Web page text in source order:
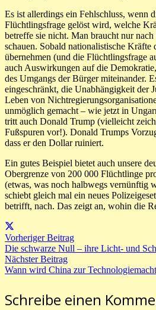
Es ist allerdings ein Fehlschluss, wenn
Flüchtlingsfrage gelöst wird, welche
betreffe sie nicht. Man braucht nur
schauen. Sobald nationalistische Kräfte
übernehmen (und die Flüchtlingsfrage
auch Auswirkungen auf die
des Umgangs der Bürger miteinander.
eingeschränkt, die Unabhängigkeit der
Leben von
unmöglich gemacht – wie jetzt in
tritt auch Donald Trump (vielleicht
Fußspuren vor!). Donald Trumps
dass er den Dollar ruiniert.
Ein gutes Beispiel bietet auch unsere
Obergrenze von 200 000 Flüchtlinge
(etwas, was noch halbwegs vernünftig
schiebt gleich mal ein neues
betrifft, nach. Das zeigt an, wohin die
Vorheriger Beitrag
Die schwarze Null – ihre Licht- und
Nächster Beitrag
Wann wird China zur
Schreibe einen